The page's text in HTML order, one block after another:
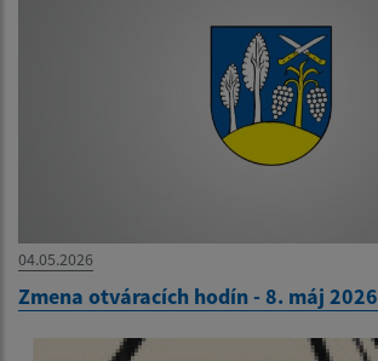
04.05.2026
Zmena otváracích hodín - 8. máj 2026